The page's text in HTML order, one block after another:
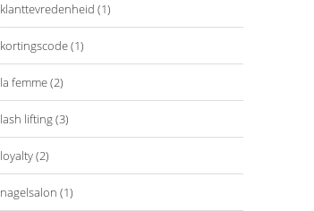
klanttevredenheid (1)
kortingscode(1)
la femme(2)
lash lifting(3)
loyalty(2)
nagelsalon (1)